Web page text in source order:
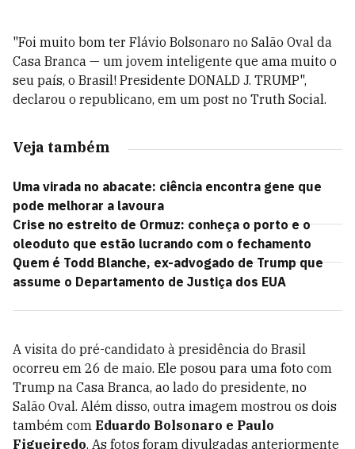
"Foi muito bom ter Flávio Bolsonaro no Salão Oval da
Casa Branca — um jovem inteligente que ama muito o
seu país, o Brasil! Presidente DONALD J. TRUMP",
declarou o republicano, em um post no Truth Social.
Veja também
Uma virada no abacate: ciência encontra gene que
pode melhorar a lavoura
Crise no estreito de Ormuz: conheça o porto e o
oleoduto que estão lucrando com o fechamento
Quem é Todd Blanche, ex-advogado de Trump que
assume o Departamento de Justiça dos EUA
A visita do pré-candidato à presidência do Brasil
ocorreu em 26 de maio. Ele posou para uma foto com
Trump na Casa Branca, ao lado do presidente, no
Salão Oval. Além disso, outra imagem mostrou os dois
também com Eduardo Bolsonaro e Paulo
Figueiredo. As fotos foram divulgadas anteriormente